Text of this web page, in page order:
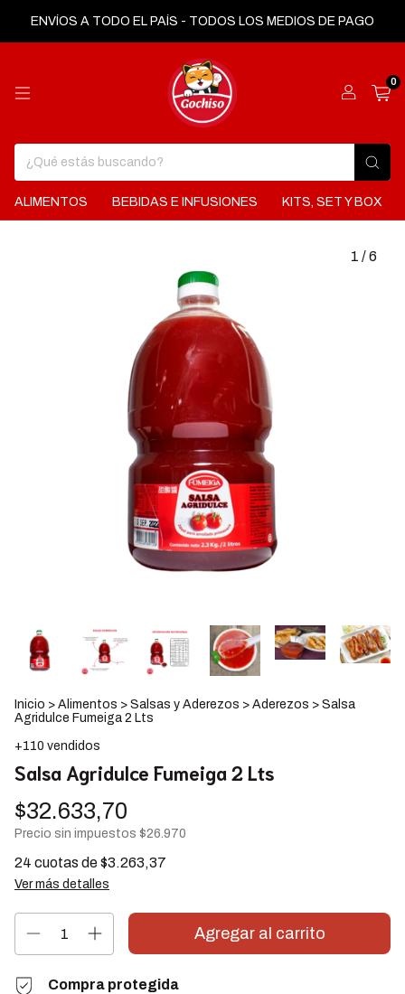
ENVÍOS A TODO EL PAÍS - TODOS LOS MEDIOS DE PAGO
0
ALIMENTOS BEBIDAS E INFUSIONES KITS, SET Y BOX
1 /6
Inicio > Alimentos > Salsas y Aderezos > Aderezos > Salsa
Agridulce Fumeiga 2 Lts
+110 vendidos
Salsa Agridulce Fumeiga 2 Lts
$32.633,70
Precio sin impuestos $26.970
24 cuotas de$3.263,37
Ver más detalles
Compra protegida